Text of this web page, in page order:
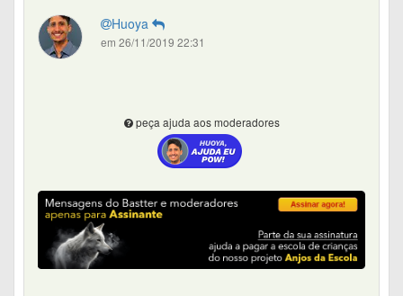
Huoya
em 26/11/2019 22:31
peça ajuda aos moderadores